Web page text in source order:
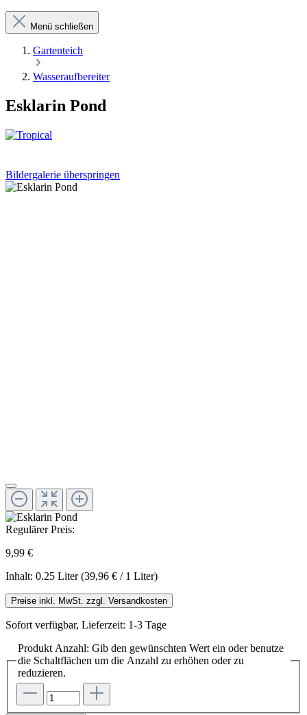
Menü schließen
Gartenteich
Wasseraufbereiter
Esklarin Pond
Bildergalerie überspringen
Regulärer Preis:
9,99 €
Inhalt: 0.25 Liter(39,96 € / 1 Liter)
Preise inkl. MwSt. zzgl. Versandkosten
Sofort verfügbar, Lieferzeit: 1-3 Tage
Produkt Anzahl: Gib den gewünschten Wert ein oder benutze
die Schaltflächen um die Anzahl zu erhöhen oder zu
reduzieren.